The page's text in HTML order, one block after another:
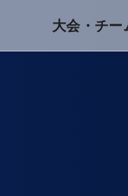
大会・チー